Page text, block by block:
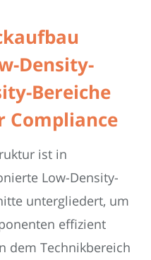
Density-
Bereiche
ist in
Low-Density-
untergliedert, um
effizient
dem Technikbereich